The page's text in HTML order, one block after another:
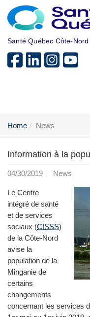
Skip to main content
Santé Québec Côte-Nord
Home News
Information à la
04/30/2019 News
Le Centre
intégré de santé
et de services
sociaux (CISSS)
de la Côte-Nord
avise la
population de la
Minganie de
certains
changements
concernant les services